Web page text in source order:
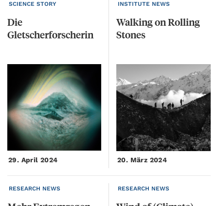
SCIENCE STORY
Die
Gletscherforscherin
29. April 2024
INSTITUTE NEWS
WalkingonRolling
Stones
20. März 2024
RESEARCH NEWS RESEARCH NEWS